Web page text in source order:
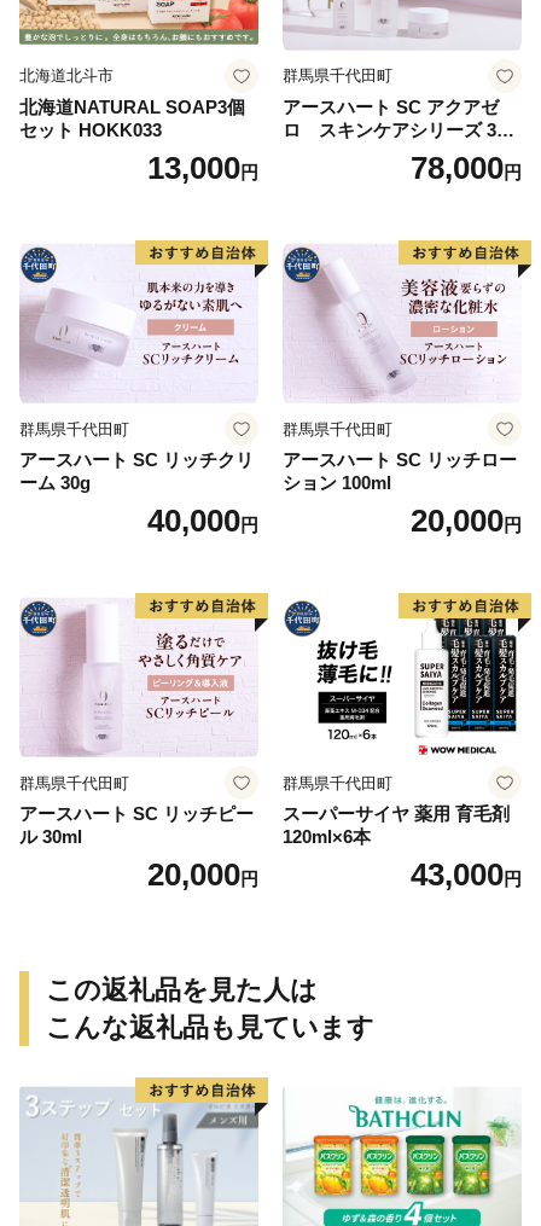
北海道北斗市
北海道NATURAL SOAP3個
セット HOKK033
13,000円
群馬県千代田町
アースハート SC アクアゼ
ロ スキンケアシリーズ 3点
78,000円
群馬県千代田町
アースハート SC リッチクリ
ーム 30g
40,000円
群馬県千代田町
アースハート SC リッチロー
ション 100ml
20,000円
群馬県千代田町
アースハート SC リッチピー
ル 30ml
20,000円
群馬県千代田町
スーパーサイヤ 薬用 育毛剤
120ml×6本
43,000円
この返礼品を見た人は
こんな返礼品も見ています